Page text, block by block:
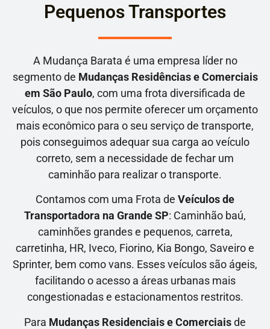
Pequenos Transportes
A Mudança Barata é uma empresa líder no
segmento de Mudanças Residências e Comerciais
em São Paulo, com uma frota diversificada de
veículos, o que nos permite oferecer um orçamento
mais econômico para o seu serviço de transporte,
pois conseguimos adequar sua carga ao veículo
correto, sem a necessidade de fechar um
caminhão para realizar o transporte.
Contamos com uma Frota de Veículos de
Transportadora na Grande SP: Caminhão baú,
caminhões grandes e pequenos, carreta,
carretinha, HR, Iveco, Fiorino, Kia Bongo, Saveiro e
Sprinter, bem como vans. Esses veículos são ágeis,
facilitando o acesso a áreas urbanas mais
congestionadas e estacionamentos restritos.
Para Mudanças Residenciais e Comerciaisde